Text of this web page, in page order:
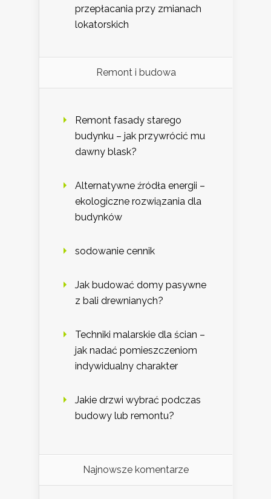
przepłacania przy zmianach
lokatorskich
Remont i budowa
Remont fasady starego
budynku – jak przywrócić mu
dawny blask?
Alternatywne źródła energii –
ekologiczne rozwiązania dla
budynków
sodowanie cennik
Jak budować domy pasywne
z bali drewnianych?
Techniki malarskie dla ścian –
jak nadać pomieszczeniom
indywidualny charakter
Jakie drzwi wybrać podczas
budowy lub remontu?
Najnowsze komentarze